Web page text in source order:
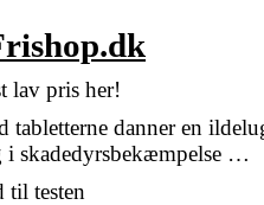
lav pris her!
danner en
i skadedyrsbekæmpelse …
til testen